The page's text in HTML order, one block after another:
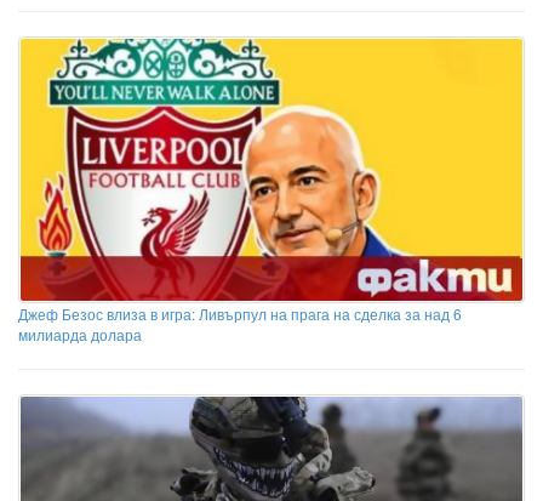
Джеф Безос влиза в игра: Ливърпул на прага на сделка за над 6
милиарда долара